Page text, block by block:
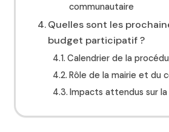
communautaire
Quelles sont les
budget participatif ?
Calendrier de la
Rôle de la mairie et du
Impacts attendus sur la